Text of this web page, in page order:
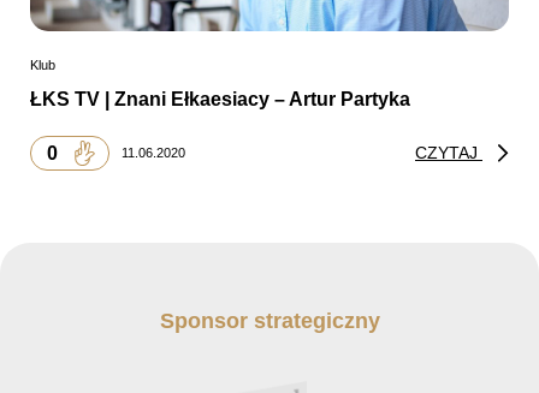
Klub
ŁKS TV | Znani Ełkaesiacy – Artur Partyka
0 11.06.2020 CZYTAJ
Sponsor strategiczny